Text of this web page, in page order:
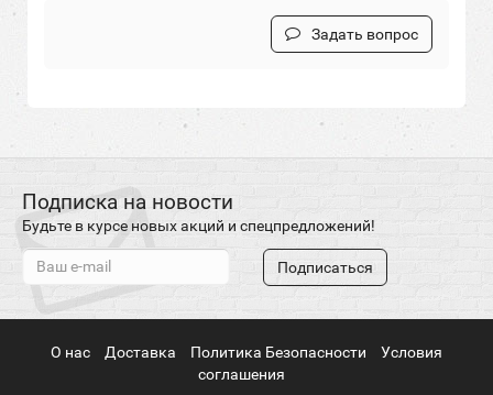
Задать вопрос
Подписка на новости
Будьте в курсе новых акций и спецпредложений!
Подписаться
О нас Доставка Политика Безопасности
Условия
соглашения